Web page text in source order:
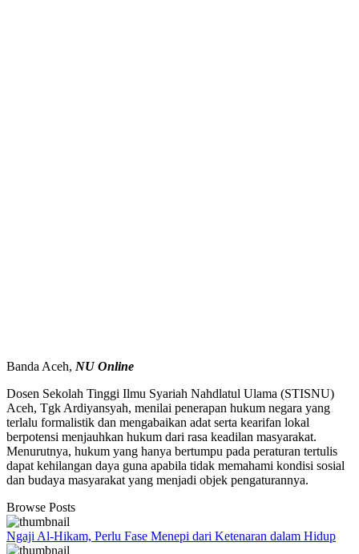
Banda Aceh, NUOnline
Dosen Sekolah Tinggi Ilmu Syariah Nahdlatul Ulama (STISNU)
Aceh, Tgk Ardiyansyah, menilai penerapan hukum negara yang
terlalu formalistik dan mengabaikan adat serta kearifan lokal
berpotensi menjauhkan hukum dari rasa keadilan masyarakat.
Menurutnya, hukum yang hanya bertumpu pada peraturan tertulis
dapat kehilangan daya guna apabila tidak memahami kondisi sosial
dan budaya masyarakat yang menjadi objek pengaturannya.
Browse Posts
Ngaji Al-Hikam, Perlu Fase Menepi dari Ketenaran dalam Hidup